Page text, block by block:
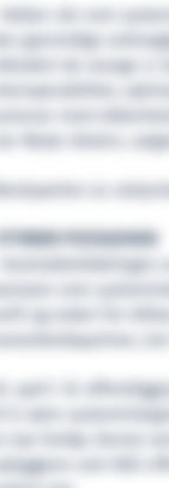
– Rollen vår som
den gjensidige
inkludert de mange vi
interoperabilitet,
samsvar med
sier Mads Ulstein,
Mesteparten av
STYRKER POSISJONEN
– Kontraktstildelingen
posisjon som
samarbeidspartner,
30. april i år
nybyggene som NES